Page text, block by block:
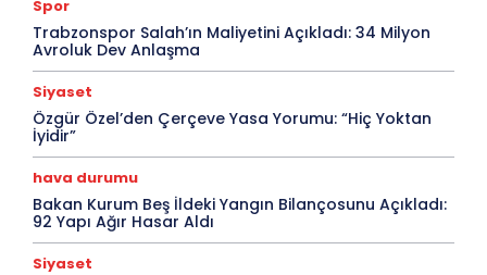
Spor
Trabzonspor Salah’ın Maliyetini Açıkladı: 34 Milyon
Avroluk Dev Anlaşma
Siyaset
Özgür Özel’den Çerçeve Yasa Yorumu: “Hiç Yoktan
İyidir”
hava durumu
Bakan Kurum Beş İldeki Yangın Bilançosunu Açıkladı:
92 Yapı Ağır Hasar Aldı
Siyaset